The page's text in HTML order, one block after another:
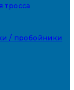
тросса
/ пробойники